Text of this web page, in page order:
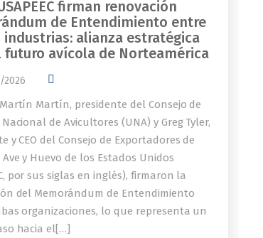
firman renovación
de Entendimiento entre
industrias: alianza estratégica
futuro avícola de Norteamérica
Martín, presidente del Consejo de
de Avicultores (UNA) y Greg Tyler,
y CEO del Consejo de Exportadores de
y Huevo de los Estados Unidos
por sus siglas en inglés), firmaron la
del Memorándum de Entendimiento
organizaciones, lo que representa un
hacia el[…]